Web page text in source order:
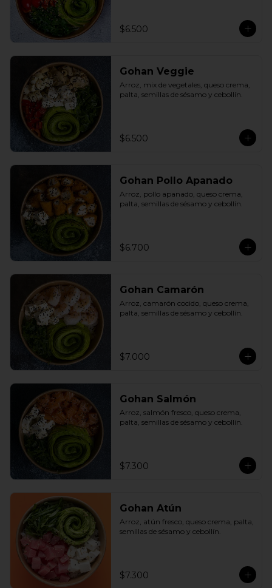
$6.500
Gohan Veggie
Arroz, mix de vegetales, queso crema,
palta, semillas de sésamo y cebollín.
$6.500
Gohan Pollo Apanado
Arroz, pollo apanado, queso crema,
palta, semillas de sésamo y cebollín.
$6.700
Gohan Camarón
Arroz, camarón cocido, queso crema,
palta, semillas de sésamo y cebollín.
$7.000
Gohan Salmón
Arroz, salmón fresco, queso crema,
palta, semillas de sésamo y cebollín.
$7.300
Gohan Atún
Arroz, atún fresco, queso crema, palta,
semillas de sésamo y cebollín.
$7.300